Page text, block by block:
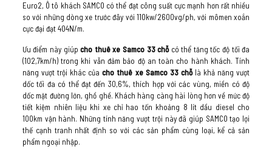
Euro2, Ô tô khách SAMCO có thể đạt công suất cực mạnh hơn rất nhiều
so với những dòng xe trước đây với 110kw/2600vg/ph, với mômen xoắn
cực đại đạt 404N/m.
Ưu điểm này giúpcho thuê xe Samco 33 chỗ có thể tăng tốc độ tối đa
(102,7km/h) trong khi vẫn đảm bảo độ an toàn cho hành khách. Tính
năng vượt trội khác củacho thuê xe Samco 33 chỗlà khả năng vượt
dốc tối đa có thể đạt đến 30,6%, thích hợp với các vùng, miền có độ
dốc mặt đường lớn, ghồ ghề. Khách hàng càng hài lòng hơn về mức độ
tiết kiệm nhiên liệu khi xe chỉ hao tốn khoảng 8 lít dầu diesel cho
100km vận hành. Những tính năng vượt trội này đã giúp SAMCO tạo lợi
thế cạnh tranh nhất định so với các sản phẩm cùng loại, kể cả sản
phẩm ngoại nhập.